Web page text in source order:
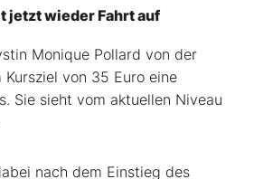
jetzt wieder Fahrt auf
Monique Pollard von der
von 35 Euro eine
Sie sieht vom aktuellen Niveau
nach dem Einstieg des